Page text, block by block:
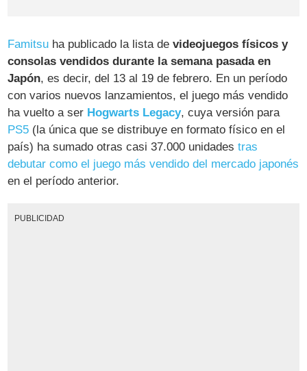
Famitsu ha publicado la lista devideojuegos físicos y
consolas vendidos durante la semana pasada en
Japón, es decir, del 13 al 19 de febrero. En un período
con varios nuevos lanzamientos, el juego más vendido
ha vuelto a ser Hogwarts Legacy, cuya versión para
PS5 (la única que se distribuye en formato físico en el
país) ha sumado otras casi 37.000 unidades tras
debutar como el juego más vendido del mercado japonés
en el período anterior.
PUBLICIDAD